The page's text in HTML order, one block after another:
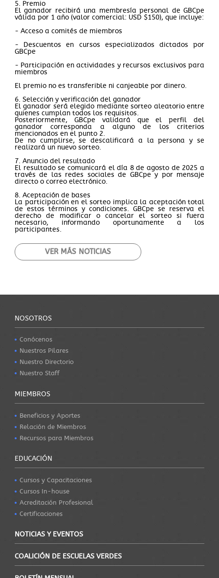
5. Premio
El ganador recibirá una membresía personal de GBCpe
válida por 1 año (valor comercial: USD $150), que incluye:
- Acceso a comités de miembros
- Descuentos en cursos especializados dictados por
GBCpe
- Participación en actividades y recursos exclusivos para
miembros
El premio no es transferible ni canjeable por dinero.
6. Selección y verificación del ganador
El ganador será elegido mediante sorteo aleatorio entre
quienes cumplan todos los requisitos.
Posteriormente, GBCpe validará que el perfil del
ganador corresponda a alguno de los criterios
mencionados en el punto 2.
De no cumplirse, se descalificará a la persona y se
realizará un nuevo sorteo.
7. Anuncio del resultado
El resultado se comunicará el día 8 de agosto de 2025 a
través de las redes sociales de GBCpe y por mensaje
directo o correo electrónico.
8. Aceptación de bases
La participación en el sorteo implica la aceptación total
de estos términos y condiciones. GBCpe se reserva el
derecho de modificar o cancelar el sorteo si fuera
necesario, informando oportunamente a los
participantes.
VER MÁS NOTICIAS
NOSOTROS
Conócenos
Nuestros Pilares
Nuestro Directorio
Nuestro Staff
MIEMBROS
Beneficios y Aportes
Relación de Miembros
Recursos para Miembros
EDUCACIÓN
Cursos y Capacitaciones
Cursos In-house
Acreditación Profesional
Certificaciones
NOTICIAS Y EVENTOS
COALICIÓN DE ESCUELAS VERDES